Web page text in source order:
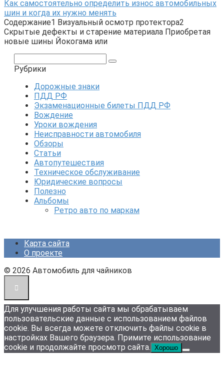
Как самостоятельно определить износ автомобильных
шин и когда их нужно менять
Содержание1 Визуальный осмотр протектора2
Скрытые дефекты и старение материала Приобретая
новые шины Йокогама или
Рубрики
Дорожные знаки
ПДД РФ
Экзаменационные билеты ПДД РФ
Вождение
Уроки вождения
Неисправности автомобиля
Обзоры
Статьи
Автопутешествия
Техническое обслуживание
Юридические вопросы
Полезно
Альбомы
Ретро авто по маркам
Карта сайта
О проекте
© 2026 Автомобиль для чайников
Для улучшения работы сайта мы обрабатываем
пользовательские данные с использованием файлов
cookie. Вы всегда можете отключить файлы cookie в
настройках Вашего браузера. Примите использование
cookie и продолжайте просмотр сайта.
Хорошо